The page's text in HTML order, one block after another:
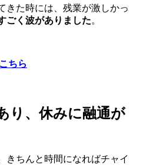
きた時には、残業が激しかっ
ごく波がありました。
ちら
り、休みに融通が
きちんと時間になればチャイ